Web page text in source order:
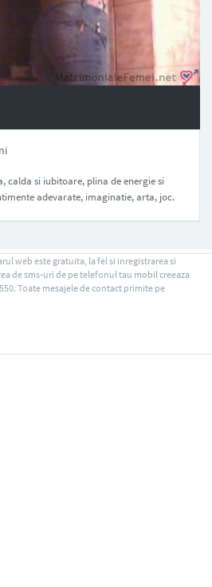
calda si iubitoare, plina de energie si
adevarate, imaginatie, arta, joc.
web este gratuita, la fel si inregistrarea si
de sms-uri de pe telefonul tau mobil creeaza
Toate mesajele de contact primite pe